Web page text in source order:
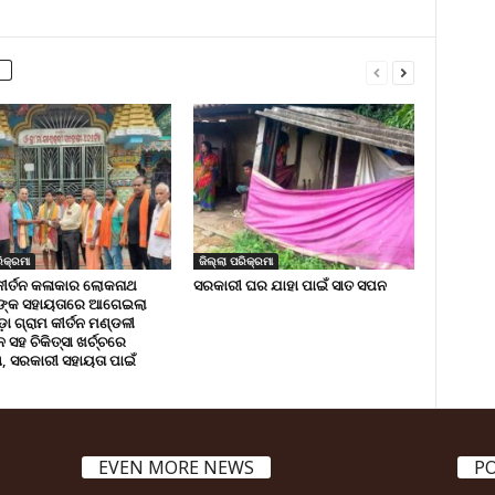
କଳାକାର ଲୋକନାଥ
ସହାୟତାରେ ଆଗେଇଲା
ଗ୍ରାମ କୀର୍ତନ ମଣ୍ଡଳୀ
ସହ ଚିକିତ୍ସା ଖର୍ଚ୍ଚରେ
ସହାୟତା ପାଇଁ
ଜିଲ୍ଲା ପରିକ୍ରମା
ସରକାରୀ ଘର ଯାହା ପାଇଁ ସାତ ସପନ
EVEN MORE NEWS